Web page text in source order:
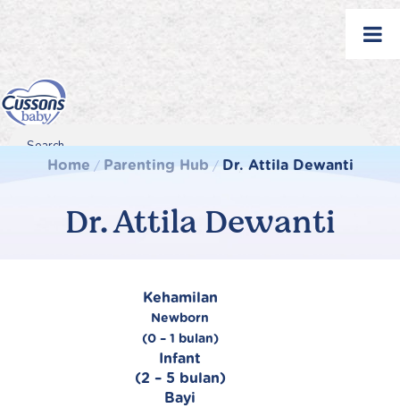
Search
Home / Parenting Hub / Dr. Attila Dewanti
Dr. Attila Dewanti
Kehamilan
Newborn
(0 – 1 bulan)
Infant
(2 – 5 bulan)
Bayi